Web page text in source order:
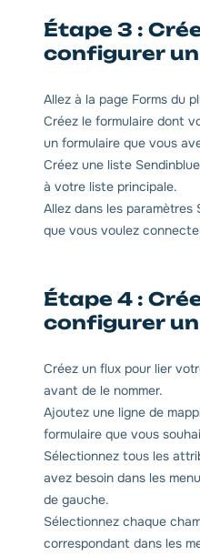
Étape 3 :
configurer
Allez à la page Forms du
Créez le formulaire dont
un formulaire que vous
Créez une liste
à votre liste principale.
Allez dans les paramètres
que vous voulez
Étape 4 :
configurer
Créez un flux pour lier
avant de le nommer.
Ajoutez une ligne de
formulaire que vous
Sélectionnez tous les
avez besoin dans les
de gauche.
Sélectionnez chaque
correspondant dans les